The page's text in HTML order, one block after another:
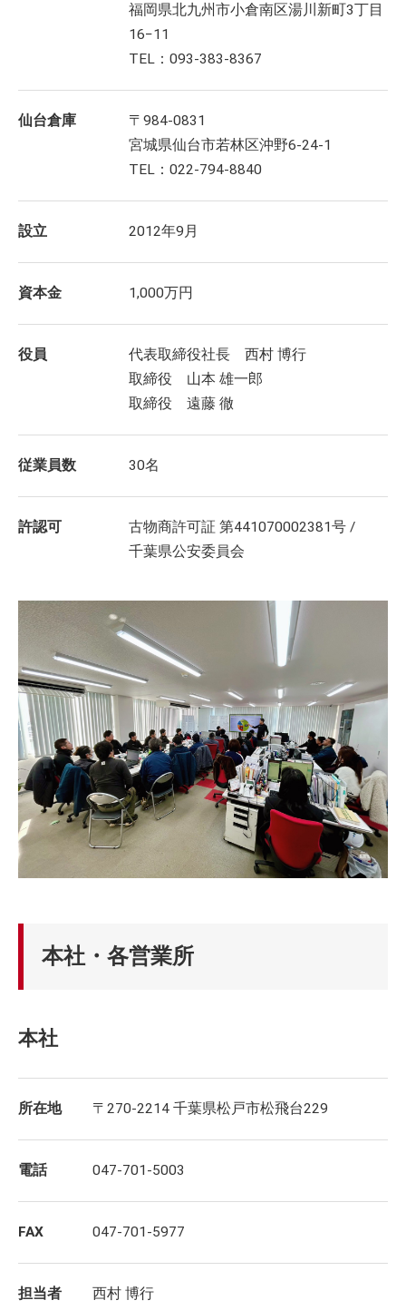
福岡県北九州市小倉南区湯川新町3丁目
16−11
TEL：093-383-8367
仙台倉庫
〒984-0831
宮城県仙台市若林区沖野6-24-1
TEL：022-794-8840
設立 2012年9月
資本金 1,000万円
役員
代表取締役社長 西村 博行
取締役 山本 雄一郎
取締役 遠藤 徹
従業員数 30名
許認可
古物商許可証 第441070002381号 /
千葉県公安委員会
本社・各営業所
本社
所在地 〒270-2214 千葉県松戸市松飛台229
電話 047-701-5003
FAX 047-701-5977
担当者 西村 博行